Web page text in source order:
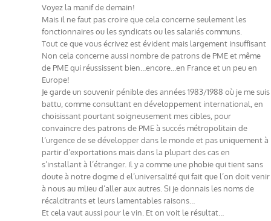
Voyez la manif de demain!
Mais il ne faut pas croire que cela concerne seulement les
fonctionnaires ou les syndicats ou les salariés communs.
Tout ce que vous écrivez est évident mais largement insuffisant
Non cela concerne aussi nombre de patrons de PME et même
de PME qui réussissent bien…encore…en France et un peu en
Europe!
Je garde un souvenir pénible des années 1983/1988 où je me suis
battu, comme consultant en développement international, en
choisissant pourtant soigneusement mes cibles, pour
convaincre des patrons de PME à succés métropolitain de
l’urgence de se développer dans le monde et pas uniquement à
partir d’exportations mais dans la plupart des cas en
s’installant à l’étranger. Il y a comme une phobie qui tient sans
doute à notre dogme d el’universalité qui fait que l’on doit venir
à nous au mlieu d’aller aux autres. Si je donnais les noms de
récalcitrants et leurs lamentables raisons…
Et cela vaut aussi pour le vin. Et on voit le résultat…